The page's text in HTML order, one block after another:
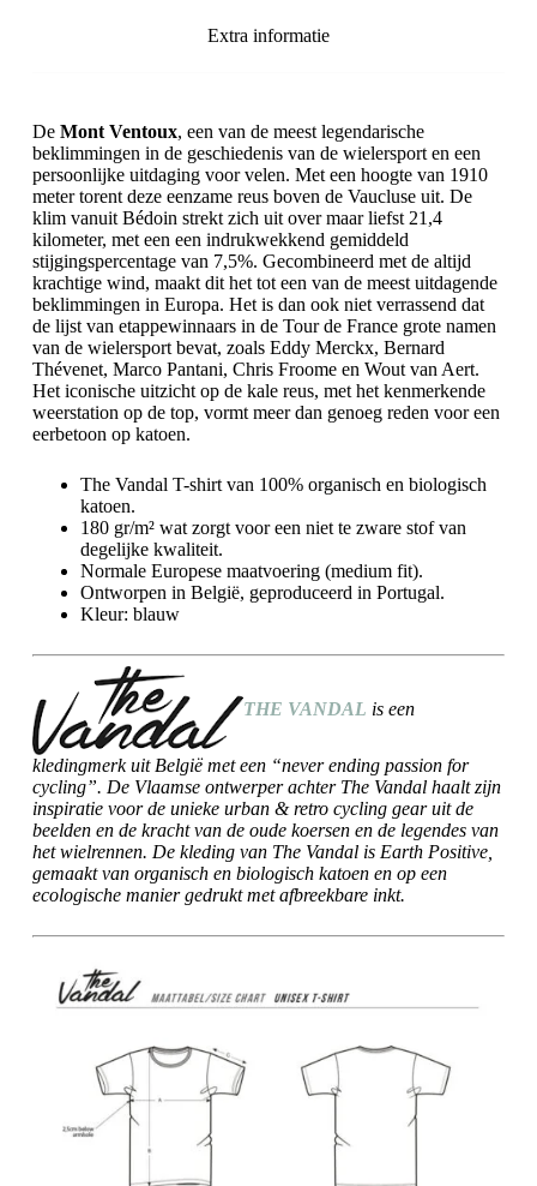
Extra informatie
De Mont Ventoux, een van de meest legendarische
beklimmingen in de geschiedenis van de wielersport en een
persoonlijke uitdaging voor velen. Met een hoogte van 1910
meter torent deze eenzame reus boven de Vaucluse uit. De
klim vanuit Bédoin strekt zich uit over maar liefst 21,4
kilometer, met een een indrukwekkend gemiddeld
stijgingspercentage van 7,5%. Gecombineerd met de altijd
krachtige wind, maakt dit het tot een van de meest uitdagende
beklimmingen in Europa. Het is dan ook niet verrassend dat
de lijst van etappewinnaars in de Tour de France grote namen
van de wielersport bevat, zoals Eddy Merckx, Bernard
Thévenet, Marco Pantani, Chris Froome en Wout van Aert.
Het iconische uitzicht op de kale reus, met het kenmerkende
weerstation op de top, vormt meer dan genoeg reden voor een
eerbetoon op katoen.
The Vandal T-shirt van 100% organisch en biologisch
katoen.
180 gr/m² wat zorgt voor een niet te zware stof van
degelijke kwaliteit.
Normale Europese maatvoering (medium fit).
Ontworpen in België, geproduceerd in Portugal.
Kleur: blauw
THE VANDAL is een
kledingmerk uit België met een “never ending passion for
cycling”. De Vlaamse ontwerper achter The Vandal haalt zijn
inspiratie voor de unieke urban & retro cycling gear uit de
beelden en de kracht van de oude koersen en de legendes van
het wielrennen. De kleding van The Vandal is Earth Positive,
gemaakt van organisch en biologisch katoen en op een
ecologische manier gedrukt met afbreekbare inkt.